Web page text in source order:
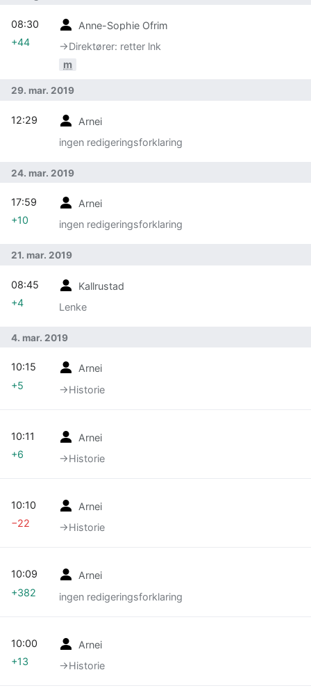
Anne-Sophie Ofrim
→‎Direktører: retter lnk
m
08:30
+44
29. mar. 2019
Arnei
ingen redigeringsforklaring
12:29
24. mar. 2019
Arnei
ingen redigeringsforklaring
17:59
+10
21. mar. 2019
Kallrustad
Lenke
08:45
+4
4. mar. 2019
Arnei
→‎Historie
10:15
+5
Arnei
→‎Historie
10:11
+6
Arnei
→‎Historie
10:10
−22
Arnei
ingen redigeringsforklaring
10:09
+382
Arnei
→‎Historie
10:00
+13